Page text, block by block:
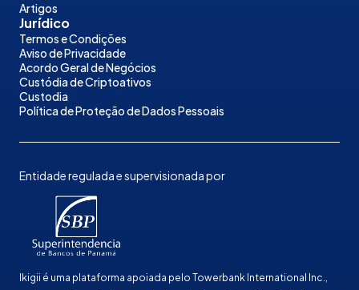
Artigos
Jurídico
Termos e Condições
Aviso de Privacidade
Acordo Geral de Negócios
Custódia de Criptoativos
Custodia
Política de Proteção de Dados Pessoais
Entidade regulada e supervisionada por
Ikigii é uma plataforma apoiada pelo Towerbank International Inc.,